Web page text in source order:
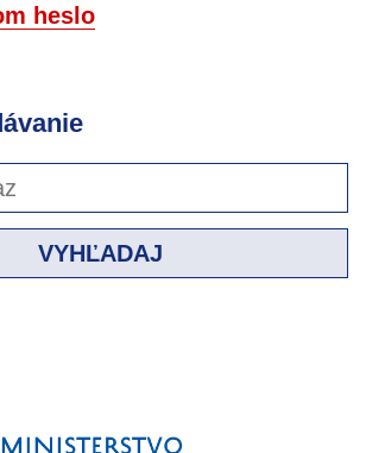
heslo
VYHĽADAJ